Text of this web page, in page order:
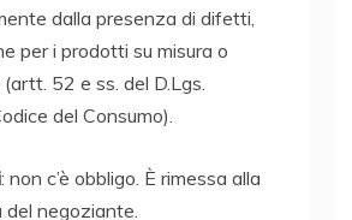
dalla presenza di difetti,
per i prodotti su misura o
52 e ss. del D.Lgs.
del Consumo).
: non c’è obbligo. È rimessa alla
del negoziante.